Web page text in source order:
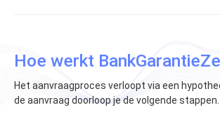
Hoe werkt
Het aanvraagproces verloopt via een
de aanvraag doorloop je de volgende stappen.